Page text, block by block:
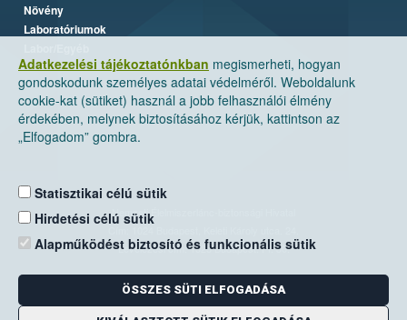
Adatkezelési tájékoztatónkban megismerheti, hogyan
gondoskodunk személyes adatai védelméről. Weboldalunk
cookie-kat (sütiket) használ a jobb felhasználói élmény
érdekében, melynek biztosításához kérjük, kattintson az
„Elfogadom” gombra.
Statisztikai célú sütik
Hirdetési célú sütik
Alapműködést biztosító és funkcionális sütik
ÖSSZES SÜTI ELFOGADÁSA
Növény
Laboratóriumok
Nemzeti Élelmiszerlánc-biztonsági Hivatal
Levelezési cím: 1525 Budapest. Pf. 30.
E-mail:ugyfelszolgalat@nebih.gov.hu
Zöld szám: 06-80/263-244